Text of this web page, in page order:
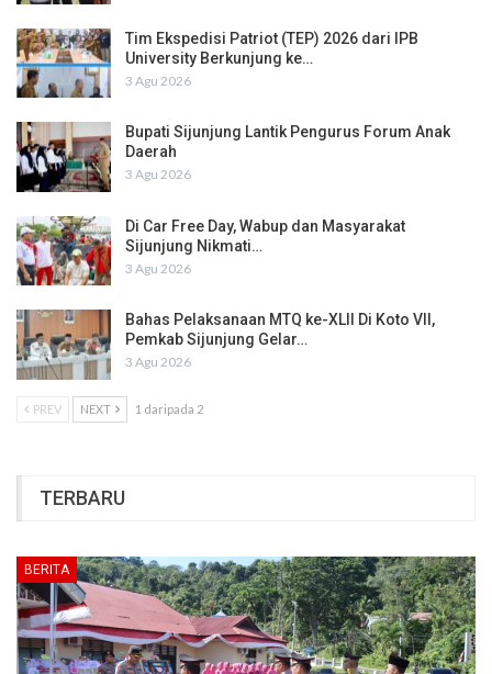
Tim Ekspedisi Patriot (TEP) 2026 dari IPB
University Berkunjung ke…
3 Agu 2026
Bupati Sijunjung Lantik Pengurus Forum Anak
Daerah
3 Agu 2026
Di Car Free Day, Wabup dan Masyarakat
Sijunjung Nikmati…
3 Agu 2026
Bahas Pelaksanaan MTQ ke-XLII Di Koto VII,
Pemkab Sijunjung Gelar…
3 Agu 2026
PREV NEXT 1 daripada 2
TERBARU
BERITA